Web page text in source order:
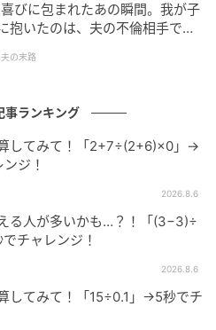
がややこしくなるので、整
うにしましょう。
を積んで、理解度を深めて
てきます。本問題は小数
、小数第二位以上の計算も
間がある方はいろいろな
ましょう。
学関連記事においては、
ざいます。
留まることを、ご了承くだ
びに包まれたあの瞬間。我が子
抱いたのは、夫の不倫相手でし
の末路
事ランキング
してみて！「2+7÷(2+6)×0」→
ジ！
2026.8.6
る人が多いかも…？！「(3−3)÷
チャレンジ！
2026.8.6
してみて！「15÷0.1」→5秒でチ